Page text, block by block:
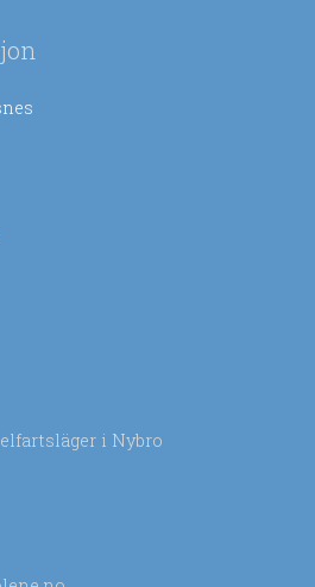
i Nybro